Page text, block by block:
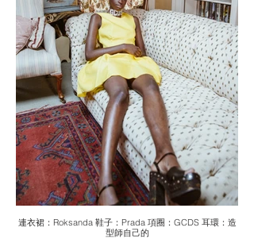
連衣裙：Roksanda 鞋子：Prada 項圈：GCDS 耳環：造
型師自己的